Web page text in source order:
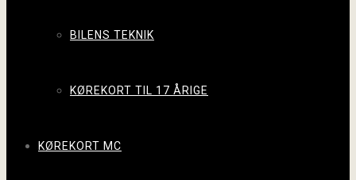
BILENS TEKNIK
KØREKORT TIL 17 ÅRIGE
KØREKORT MC